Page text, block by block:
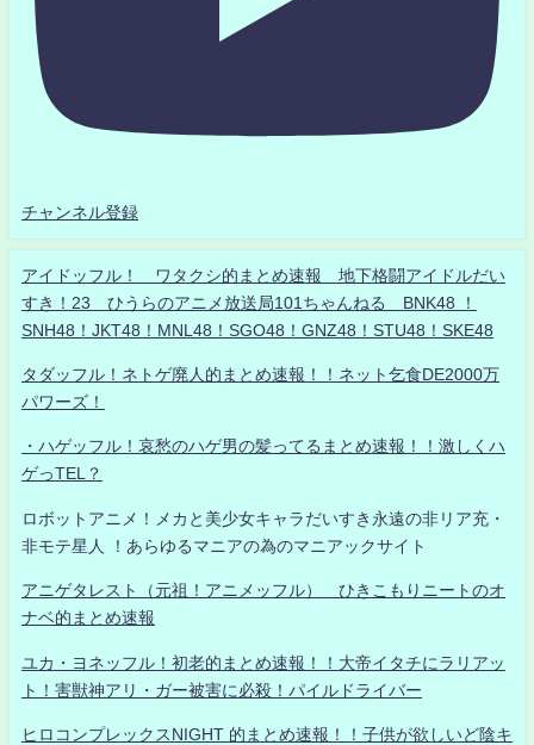
チャンネル登録
アイドッフル！ ワタクシ的まとめ速報 地下格闘アイドルだい
すき！23 ひうらのアニメ放送局101ちゃんねる BNK48 ！
SNH48！JKT48！MNL48！SGO48！GNZ48！STU48！SKE48
タダッフル！ネトゲ廃人的まとめ速報！！ネット乞食DE2000万
パワーズ！
・ハゲッフル！哀愁のハゲ男の髪ってるまとめ速報！！激しくハ
ゲっTEL？
ロボットアニメ！メカと美少女キャラだいすき永遠の非リア充・
非モテ星人 ！あらゆるマニアの為のマニアックサイト
アニゲタレスト（元祖！アニメッフル） ひきこもりニートのオ
ナベ的まとめ速報
ユカ・ヨネッフル！初老的まとめ速報！！大帝イタチにラリアッ
ト！害獣神アリ・ガー被害に必殺！パイルドライバー
ヒロコンプレックスNIGHT 的まとめ速報！！子供が欲しいど陰キ